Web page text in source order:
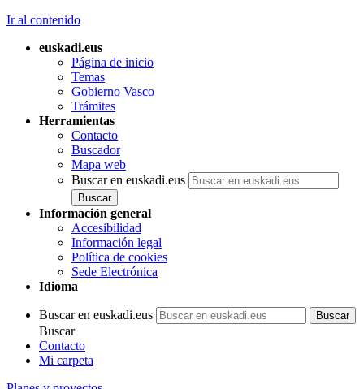
Ir al contenido
euskadi.eus
Página de inicio
Temas
Gobierno Vasco
Trámites
Herramientas
Contacto
Buscador
Mapa web
Buscar en euskadi.eus
Información general
Accesibilidad
Información legal
Política de cookies
Sede Electrónica
Idioma
Buscar en euskadi.eus
Buscar
Contacto
Mi carpeta